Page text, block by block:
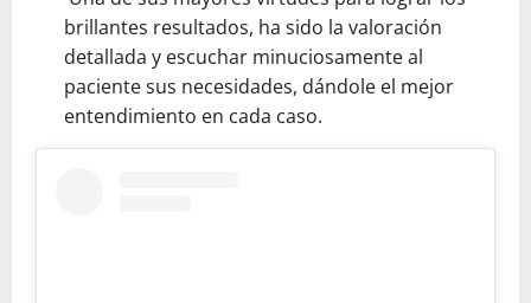
brillantes resultados, ha sido la valoración
detallada y escuchar minuciosamente al
paciente sus necesidades, dándole el mejor
entendimiento en cada caso.